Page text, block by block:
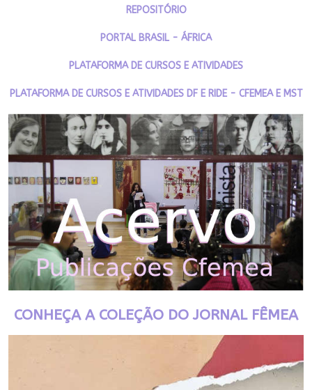
REPOSITÓRIO
PORTAL BRASIL - ÁFRICA
PLATAFORMA DE CURSOS E ATIVIDADES
PLATAFORMA DE CURSOS E ATIVIDADES DF E RIDE - CFEMEA E MST
CONHEÇA A COLEÇÃO DO JORNAL FÊMEA